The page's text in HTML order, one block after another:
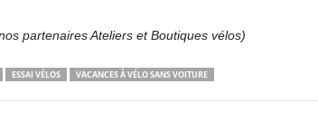
partenaires Ateliers et Boutiques vélos)
ESSAI VÉLOS VACANCES À VÉLO SANS VOITURE